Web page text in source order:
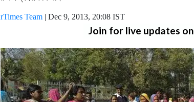
Team | Dec 9, 2013, 20:08 IST
Join for live updates on